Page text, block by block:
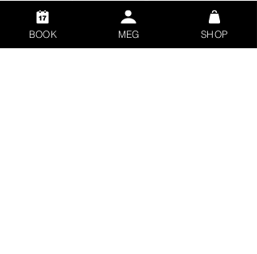
Mer informasjon
Pris
BOOK MEG SHOP